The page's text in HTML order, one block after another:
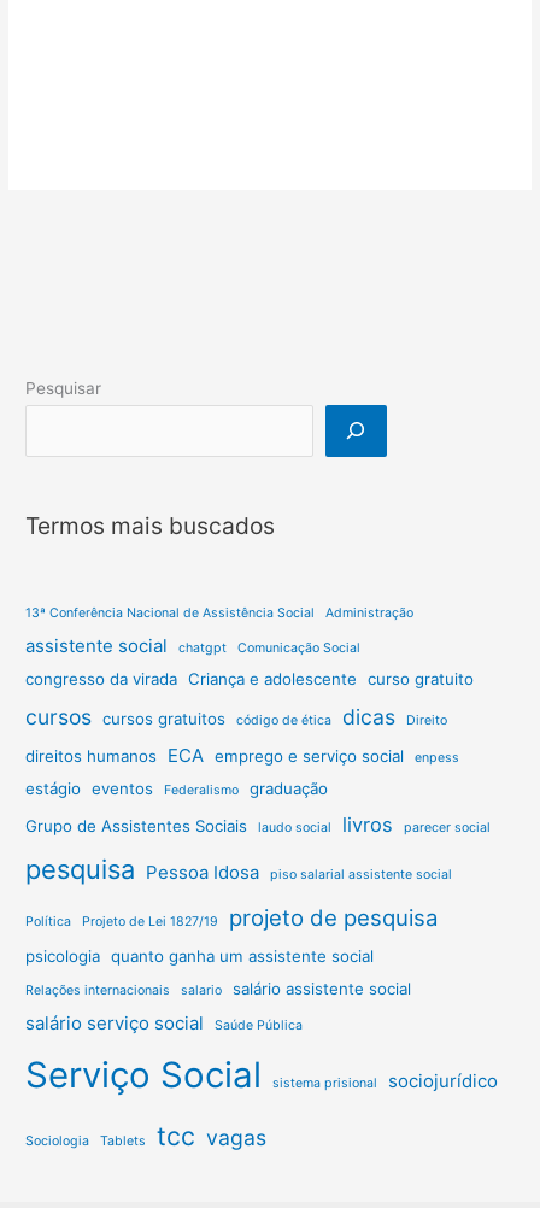
Pesquisar
Termos mais buscados
13ª Conferência Nacional de Assistência Social Administração
assistente social chatgpt Comunicação Social
congresso da virada Criança e adolescente curso gratuito
cursos cursos gratuitos código de ética dicas Direito
direitos humanos ECA emprego e serviço social enpess
estágio eventos Federalismo
graduação
Grupo de Assistentes Sociais
laudo social livros parecer social
pesquisa Pessoa Idosa piso salarial assistente social
Política Projeto de Lei 1827/19 projeto de pesquisa
psicologia quanto ganha um assistente social
Relações internacionais salario salário assistente social
salário serviço social Saúde Pública
Serviço Social sistema prisional sociojurídico
Sociologia Tablets tcc vagas